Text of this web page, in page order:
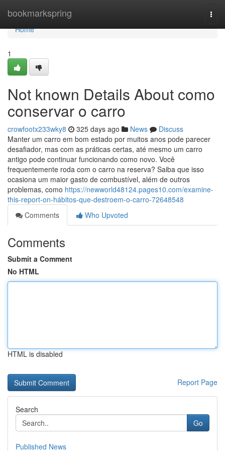
bookmarkspring
Home
Home
1
Not known Details About como
conservar o carro
crowfootx233wky8 325 days ago News
Discuss
Manter um carro em bom estado por muitos anos pode parecer
desafiador, mas com as práticas certas, até mesmo um carro
antigo pode continuar funcionando como novo. Você
frequentemente roda com o carro na reserva? Saiba que isso
ocasiona um maior gasto de combustível, além de outros
problemas, como https://newworld48124.pages10.com/examine-
this-report-on-hábitos-que-destroem-o-carro-72648548
Comments
Who Upvoted
Comments
Submit a Comment
No HTML
HTML is disabled
Report Page
Search
Go
Published News